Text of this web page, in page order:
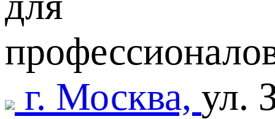
г. Москва, ул.